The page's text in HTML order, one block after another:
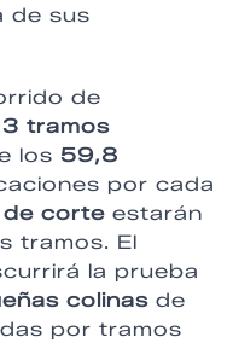
de sus
de
3 tramos
los 59,8
por cada
corte estarán
tramos. El
la prueba
colinas de
por tramos